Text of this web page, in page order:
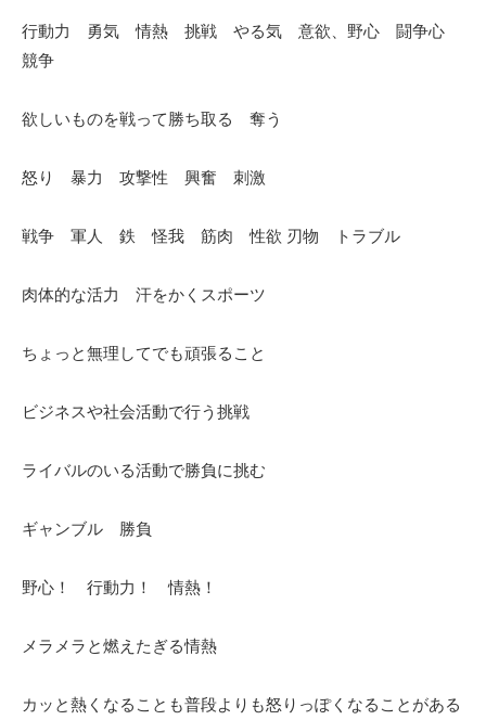
行動力 勇気 情熱 挑戦 やる気 意欲、野心 闘争心
競争
欲しいものを戦って勝ち取る 奪う
怒り 暴力 攻撃性 興奮 刺激
戦争 軍人 鉄 怪我 筋肉 性欲 刃物 トラブル
肉体的な活力 汗をかくスポーツ
ちょっと無理してでも頑張ること
ビジネスや社会活動で行う挑戦
ライバルのいる活動で勝負に挑む
ギャンブル 勝負
野心！ 行動力！ 情熱！
メラメラと燃えたぎる情熱
カッと熱くなることも普段よりも怒りっぽくなることがある